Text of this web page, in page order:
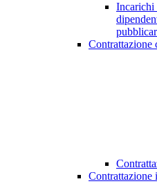
Incarichi
Contrattazione
Contrattazione